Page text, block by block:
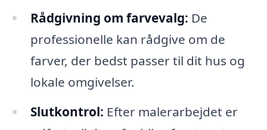
Rådgivning om farvevalg: De
professionelle kan rådgive om de
farver, der bedst passer til dit hus og
lokale omgivelser.
Slutkontrol: Efter malerarbejdet er